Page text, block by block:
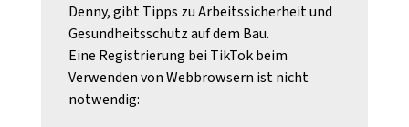
Denny, gibt Tipps zu Arbeitssicherheit und
Gesundheitsschutz auf dem Bau.
Eine Registrierung bei TikTok beim
Verwenden von Webbrowsern ist nicht
notwendig: